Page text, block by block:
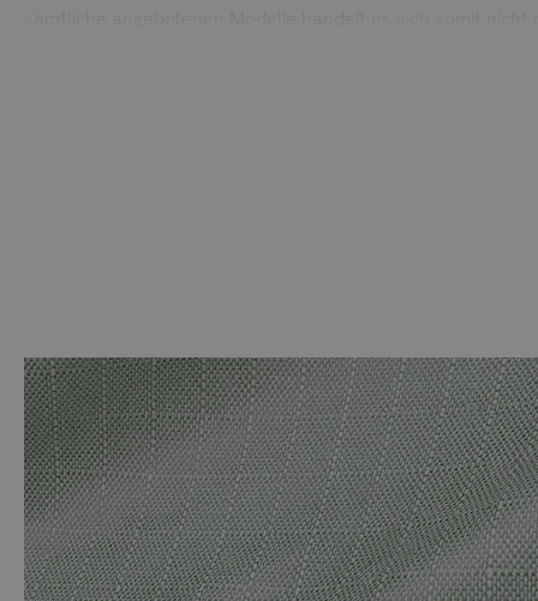
Ihre Möbel mit diesen Überzügen zu versehen ist im